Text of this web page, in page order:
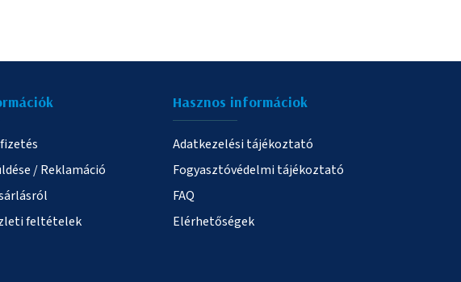
/ Reklamáció
feltételek
Hasznos informáciok
Adatkezelési tájékoztató
Fogyasztóvédelmi tájékoztató
FAQ
Elérhetőségek